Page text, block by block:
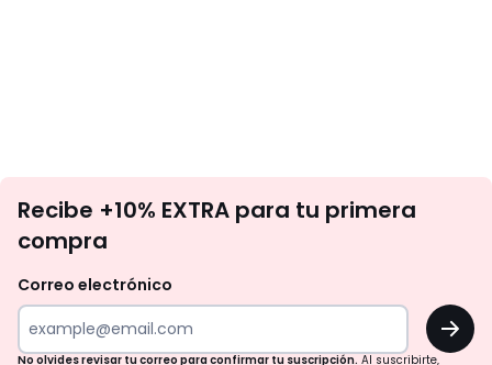
te
tu
Recibe +10% EXTRA para tu primera
compra
Correo electrónico
OK
No olvides revisar tu correo para confirmar tu suscripción. Al suscribirte,